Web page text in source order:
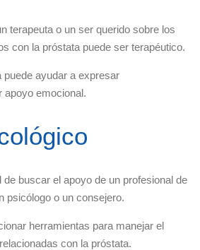
terapeuta o un ser querido sobre los
con la próstata puede ser terapéutico.
puede ayudar a expresar
apoyo emocional.
buscar el apoyo de un profesional de
psicólogo o un consejero.
herramientas para manejar el
con la próstata.